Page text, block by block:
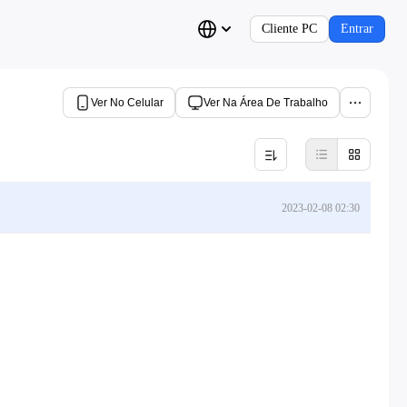
Cliente PC Entrar
Ver No Celular Ver Na Área De Trabalho
2023-02-08 02:30